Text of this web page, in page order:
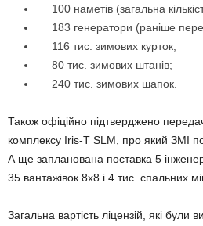
100 наметів (загальна
183 генератори (раніше
116 тис. зимових курток;
80 тис. зимових штанів;
240 тис. зимових шапок.
Також офіційно підтверджено
комплексу Iris-T SLM, про який ЗМІ
А ще запланована поставка 5
35 вантажівок 8х8 і 4 тис. спальних
Загальна вартість ліцензій, які